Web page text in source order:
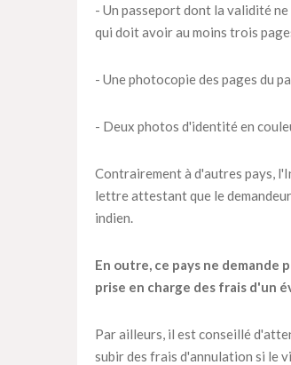
- Un passeport dont la validité
qui doit avoir au moins trois
- Une photocopie des pages du
- Deux photos d'identité en
Contrairement à d'autres pays,
lettre attestant que le
indien.
En outre, ce pays ne
prise en charge des frais d'un
Par ailleurs, il est conseillé
subir des frais d'annulation si le